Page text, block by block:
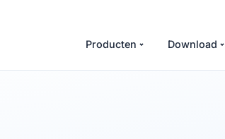
Producten Download